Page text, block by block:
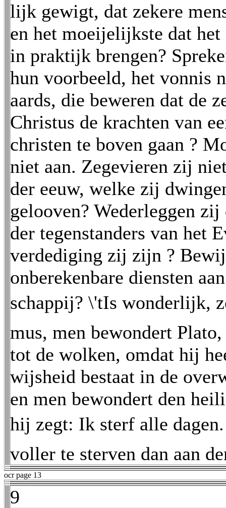
lijk gewigt, dat zekere
en het moeijelijkste dat
in praktijk brengen?
hun voorbeeld, het vonnis
aards, die beweren dat de
Christus de krachten van
christen te boven gaan ?
niet aan. Zegevieren zij
der eeuw, welke zij
gelooven? Wederleggen
der tegenstanders van het
verdediging zij zijn ?
onberekenbare diensten
schappij? \'tIs wonderlijk,
mus, men bewondert
tot de wolken, omdat hij
wijsheid bestaat in de
en men bewondert den
hij zegt: Ik sterf alle
voller te sterven dan aan
ocr page 13
9